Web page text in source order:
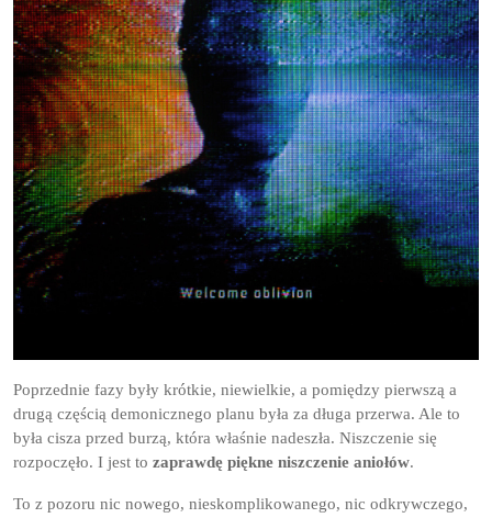
Poprzednie fazy były krótkie, niewielkie, a pomiędzy pierwszą a
drugą częścią demonicznego planu była za długa przerwa. Ale to
była cisza przed burzą, która właśnie nadeszła. Niszczenie się
rozpoczęło. I jest to zaprawdę piękne niszczenie aniołów.
To z pozoru nic nowego, nieskomplikowanego, nic odkrywczego,